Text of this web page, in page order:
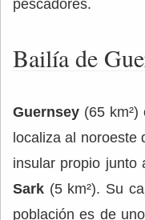
pescadores.
Bailía de
Guernsey (65
localiza al noroeste
insular propio junto
Sark (5 km²). Su
población es de